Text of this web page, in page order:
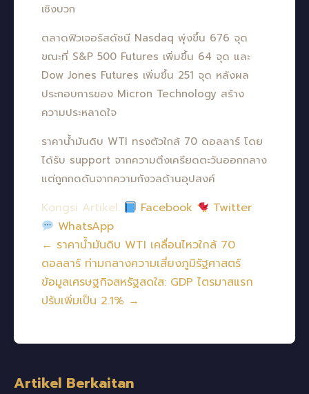
เชิงบวก
ตลาดฟิวเจอร์สดัชนี Nasdaq พุ่งขึ้น 676 จุด
ขณะที่ S&P 500 Futures เพิ่มขึ้น 64 จุด และ
Dow Jones Futures เพิ่มขึ้น 251 จุด หลังผล
ประกอบการของ Micron Technology สร้าง
ความประหลาดใจ
ราคาน้ำมันดิบ WTI ทรงตัวใกล้ 70 ดอลลาร์ โดย
ได้รับ support จากความตึงเครียดตะวันออกกลาง
แต่ถูกกดดันจากความกังวลด้านอุปสงค์
Kongsi Artikel: Facebook
Twitter
WhatsApp
← ราคาน้ำมันดิบ WTI เคลื่อนไหวใกล้ 70
ดอลลาร์ ท่ามกลางความเสี่ยงภูมิรัฐศาสตร์
ข้อมูลเศรษฐกิจสหรัฐสดใส: GDP ไตรมาสแรก
ปรับเพิ่มเป็น 2.1% →
Artikel Berkaitan